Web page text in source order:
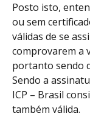
Posto isto,
ou sem
válidas de se
comprovarem a
portanto sendo
Sendo a
ICP – Brasil
também válida.